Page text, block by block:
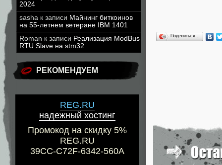
2024
sasha к записи Майнинг биткоинов
на 55-летнем ветеране IBM 1401
Roman к записи Реализация ModBus
RTU Slave на stm32
РЕКОМЕНДУЕМ
REG.RU
надежный хостинг
Промокод на скидку 5%
REG.RU
39CC-C72F-6342-560A
Поделиться…